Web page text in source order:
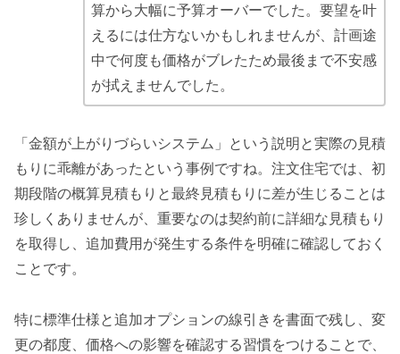
算から大幅に予算オーバーでした。要望を叶
えるには仕方ないかもしれませんが、計画途
中で何度も価格がブレたため最後まで不安感
が拭えませんでした。
「金額が上がりづらいシステム」という説明と実際の見積
もりに乖離があったという事例ですね。注文住宅では、初
期段階の概算見積もりと最終見積もりに差が生じることは
珍しくありませんが、重要なのは契約前に詳細な見積もり
を取得し、追加費用が発生する条件を明確に確認しておく
ことです。
特に標準仕様と追加オプションの線引きを書面で残し、変
更の都度、価格への影響を確認する習慣をつけることで、